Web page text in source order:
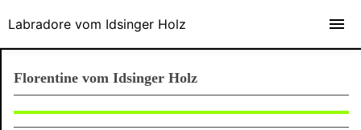
Florentine vom Idsinger Holz
Labradore vom Idsinger Holz